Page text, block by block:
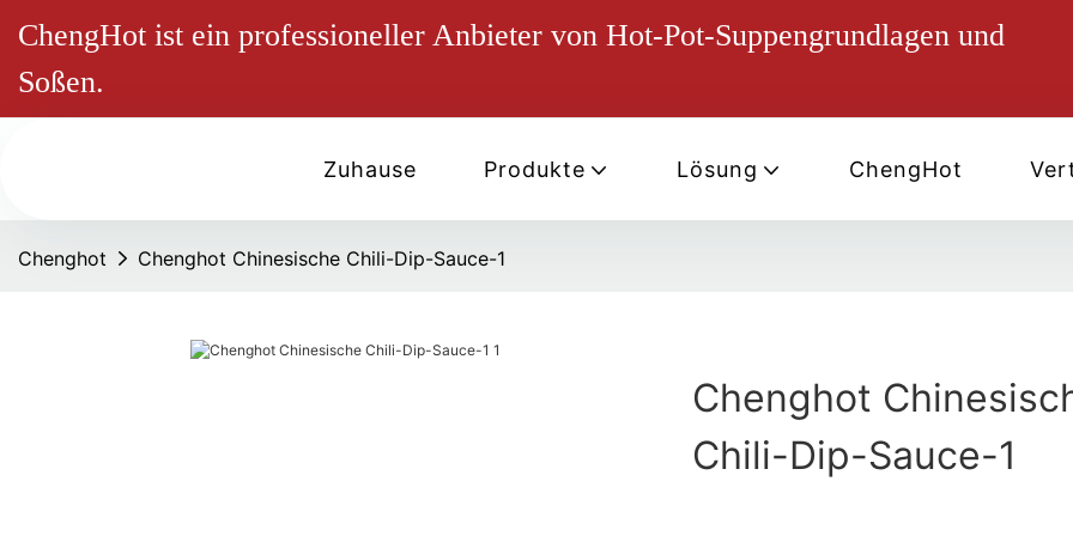
ChengHot ist ein professioneller Anbieter von Hot-Pot-Suppengrundlagen und
Soßen.
Zuhause Produkte Lösung ChengHot
Chenghot Chenghot Chinesische Chili-Dip-Sauce-1
Chenghot
Chili-Dip-Sauce-1